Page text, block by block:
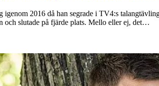
igenom 2016 då han segrade i TV4:s
och slutade på fjärde plats. Mello eller ej, det…